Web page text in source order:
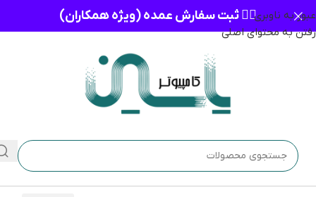
عبور به ناوبری
رفتن به محتوای اصلی
👈🏻 ثبت سفارش عمده (ویژه همکاران)